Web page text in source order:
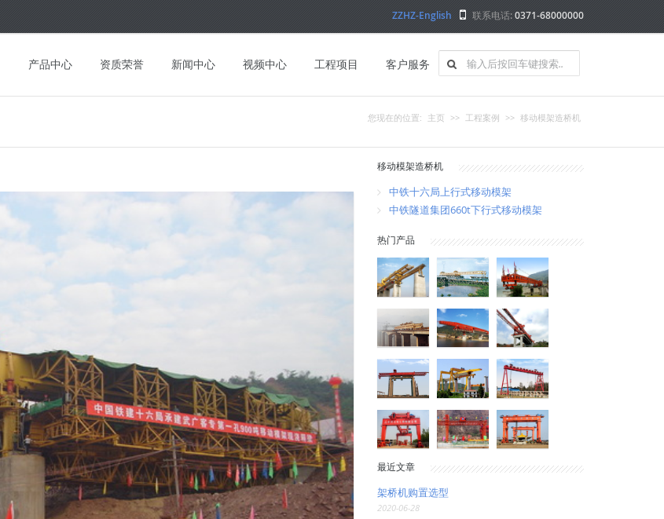
ZZHZ-English 联系电话:0371-68000000
产品中心 资质荣誉 新闻中心 视频中心 工程项目 客户服务
您现在的位置: 主页 >> 工程案例 >> 移动模架造桥机
移动模架造桥机
中铁十六局上行式移动模架
中铁隧道集团660t下行式移动模架
热门产品
最近文章
架桥机购置选型
2020-06-28